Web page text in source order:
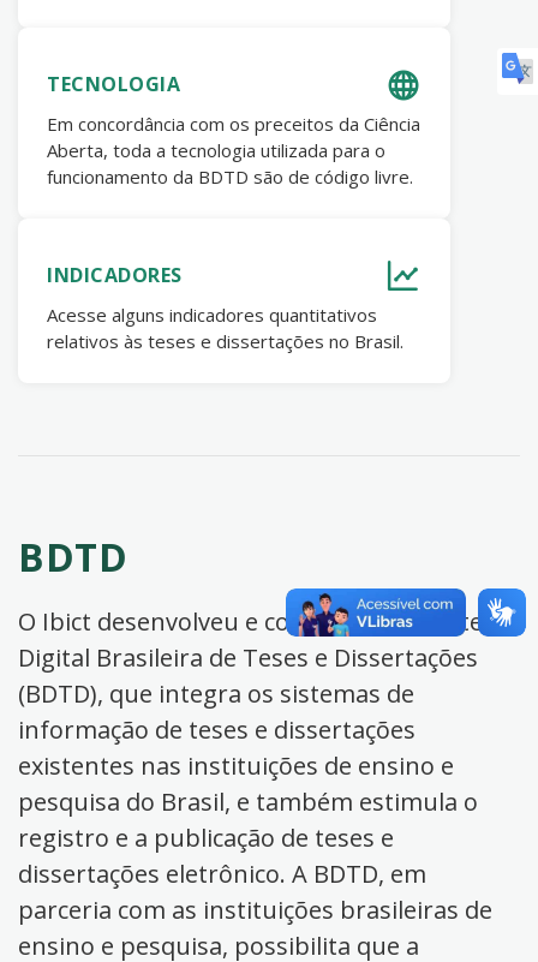
TECNOLOGIA
Em concordância com os preceitos da Ciência
Aberta, toda a tecnologia utilizada para o
funcionamento da BDTD são de código livre.
INDICADORES
Acesse alguns indicadores quantitativos
relativos às teses e dissertações no Brasil.
BDTD
O Ibict desenvolveu e coordena a Biblioteca
Digital Brasileira de Teses e Dissertações
(BDTD), que integra os sistemas de
informação de teses e dissertações
existentes nas instituições de ensino e
pesquisa do Brasil, e também estimula o
registro e a publicação de teses e
dissertações eletrônico. A BDTD, em
parceria com as instituições brasileiras de
ensino e pesquisa, possibilita que a